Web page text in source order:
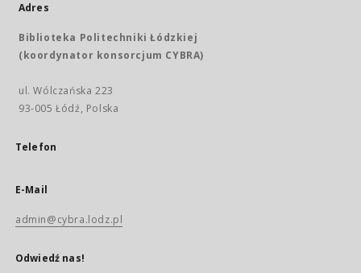
Adres
Biblioteka Politechniki Łódzkiej
(koordynator konsorcjum CYBRA)
ul. Wólczańska 223
93-005 Łódź, Polska
Telefon
E-Mail
admin@cybra.lodz.pl
Odwiedź nas!